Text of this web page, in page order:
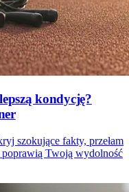
kondycję?
szokujące fakty, przełam
Twoją wydolność